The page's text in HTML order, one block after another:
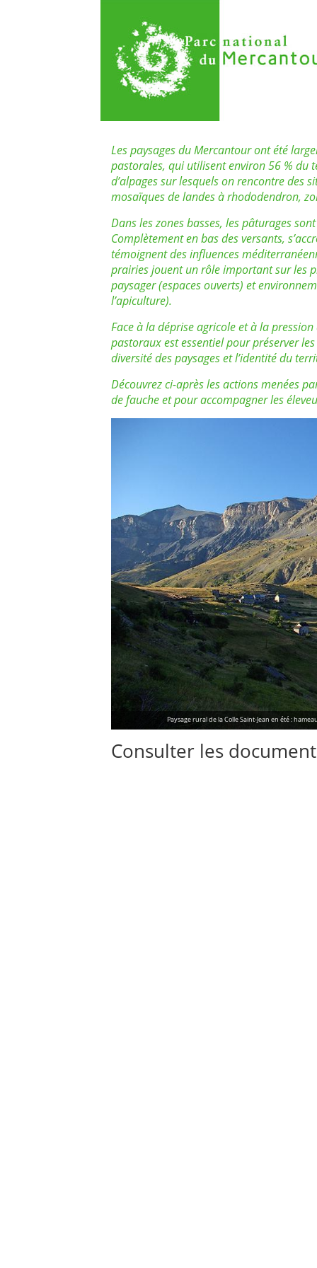
Les paysages du Mercantour ont été
pastorales, qui utilisent environ 56 % du
d’alpages sur lesquels on rencontre des
mosaïques de landes à rhododendron,
Dans les zones basses, les pâturages
Complètement en bas des versants,
témoignent des influences
prairies jouent un rôle important sur les
paysager (espaces ouverts) et
l’apiculture).
Face à la déprise agricole et à la
pastoraux est essentiel pour préserver
diversité des paysages et l’identité du
Découvrez ci-après les actions menées
de fauche et pour accompagner les
Paysage rural de la Colle Saint-Jean en été :
Consulter les